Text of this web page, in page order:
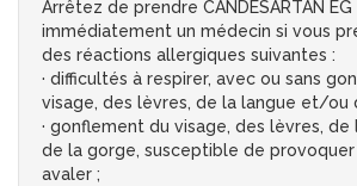
Arrêtez de prendre CANDESARTAN
immédiatement un médecin si vous
des réactions allergiques suivantes :
· difficultés à respirer, avec ou sans
visage, des lèvres, de la langue et/ou
· gonflement du visage, des lèvres,
de la gorge, susceptible de
avaler ;